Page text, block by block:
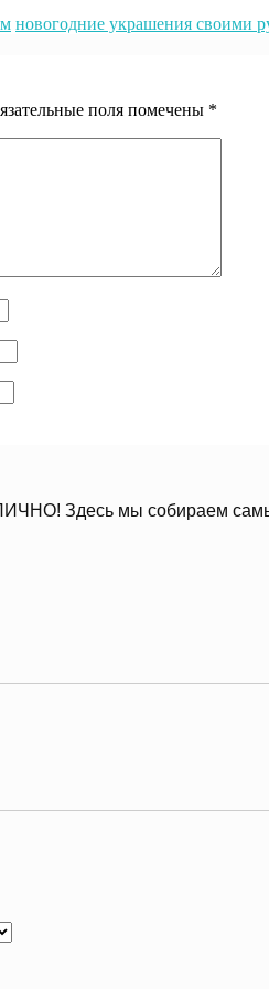
новогодние украшения своими
поля помечены *
Здесь мы собираем